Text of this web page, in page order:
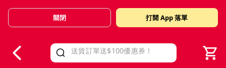
Valid Until 30 June 2026
關閉 打開 App 落單